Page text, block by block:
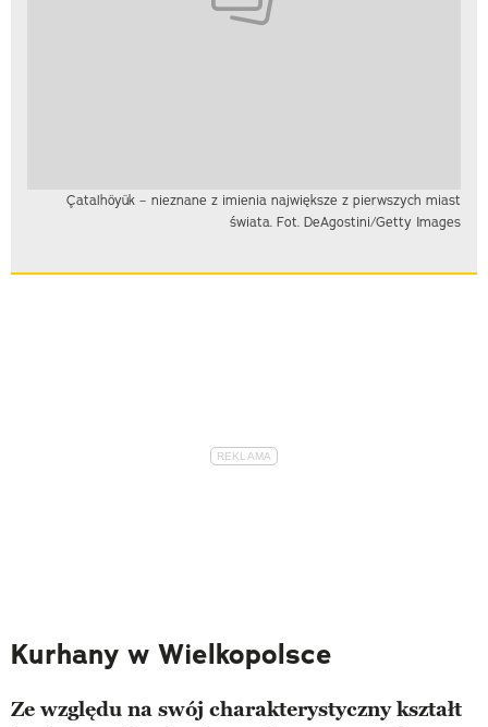
Çatalhöyük – nieznane z imienia największe z pierwszych miast
świata. Fot. DeAgostini/Getty Images
Kurhany w Wielkopolsce
Ze względu na swój charakterystyczny kształt